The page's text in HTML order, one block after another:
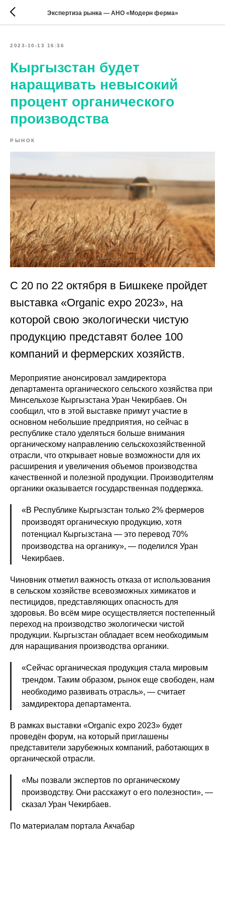
Экспертиза рынка — АНО «Модерн ферма»
2023-10-13 16:36
Кыргызстан будет
наращивать невысокий
процент органического
производства
РЫНОК
С 20 по 22 октября в Бишкеке пройдет
выставка «Organic expo 2023», на
которой свою экологически чистую
продукцию представят более 100
компаний и фермерских хозяйств.
Мероприятие анонсировал замдиректора
департамента органического сельского хозяйства при
Минсельхозе Кыргызстана Уран Чекирбаев. Он
сообщил, что в этой выставке примут участие в
основном небольшие предприятия, но сейчас в
республике стало уделяться больше внимания
органическому направлению сельскохозяйственной
отрасли, что открывает новые возможности для их
расширения и увеличения объемов производства
качественной и полезной продукции. Производителям
органики оказывается государственная поддержка.
«В Республике Кыргызстан только 2% фермеров
производят органическую продукцию, хотя
потенциал Кыргызстана — это перевод 70%
производства на органику», — поделился Уран
Чекирбаев.
Чиновник отметил важность отказа от использования
в сельском хозяйстве всевозможных химикатов и
пестицидов, представляющих опасность для
здоровья. Во всём мире осуществляется постепенный
переход на производство экологически чистой
продукции. Кыргызстан обладает всем необходимым
для наращивания производства органики.
«Сейчас органическая продукция стала мировым
трендом. Таким образом, рынок еще свободен, нам
необходимо развивать отрасль», — считает
замдиректора департамента.
В рамках выставки «Organic expo 2023» будет
проведён форум, на который приглашены
представители зарубежных компаний, работающих в
органической отрасли.
«Мы позвали экспертов по органическому
производству. Они расскажут о его полезности», —
сказал Уран Чекирбаев.
По материалам портала Акчабар